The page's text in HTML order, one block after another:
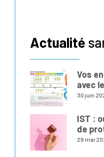
Actualité
Vos
avec
30 juin
IST :
de
29 mai